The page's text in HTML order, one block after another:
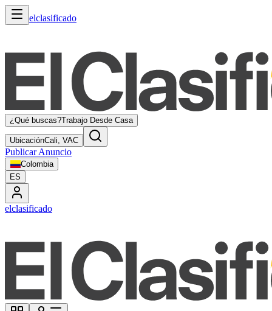
elclasificado
¿Qué buscas?Trabajo Desde Casa
UbicaciónCali, VAC
Publicar Anuncio
Colombia
ES
elclasificado